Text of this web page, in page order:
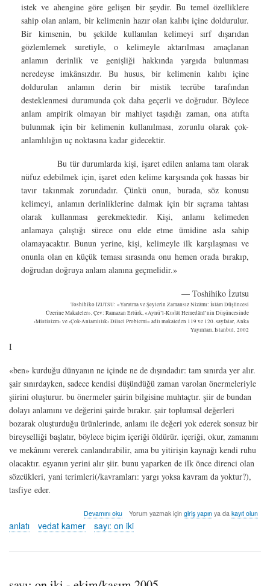
istek ve ahengine göre gelişen bir şeydir. Bu temel özelliklere
sahip olan anlam, bir kelimenin hazır olan kalıbı içine doldurulur.
Bir kimsenin, bu şekilde kullanılan kelimeyi sırf dışarıdan
gözlemlemek suretiyle, o kelimeyle aktarılması amaçlanan
anlamın derinlik ve genişliği hakkında yargıda bulunması
neredeyse imkânsızdır. Bu husus, bir kelimenin kalıbı içine
doldurulan anlamın derin bir mistik tecrübe tarafından
desteklenmesi durumunda çok daha geçerli ve doğrudur. Böylece
anlam ampirik olmayan bir mahiyet taşıdığı zaman, ona atıfta
bulunmak için bir kelimenin kullanılması, zorunlu olarak çok-
anlamlılığın uç noktasına kadar gidecektir.
Bu tür durumlarda kişi, işaret edilen anlama tam olarak
nüfuz edebilmek için, işaret eden kelime karşısında çok hassas bir
tavır takınmak zorundadır. Çünkü onun, burada, söz konusu
kelimeyi, anlamın derinliklerine dalmak için bir sıçrama tahtası
olarak kullanması gerekmektedir. Kişi, anlamı kelimeden
anlamaya çalıştığı sürece onu elde etme ümidine asla sahip
olamayacaktır. Bunun yerine, kişi, kelimeyle ilk karşılaşması ve
onunla olan en küçük teması sırasında onu hemen orada bırakıp,
doğrudan doğruya anlam alanına geçmelidir.»
— Toshihiko İzutsu
ToshihikoİZUTSU: «Yaratma ve Şeylerin Zamansız Nizâmı: İslâm Düşüncesi
Üzerine Makaleler», Çev: Ramazan Ertürk, «Aynü’l-Kudât Hemedânî’nin Düşüncesinde
‹Mistisizm› ve ‹Çok-Anlamlılık› Dilsel Problemi» adlı makaleden 119 ve 120. sayfalar, Anka
Yayınları, İstanbul, 2002
I
«ben» kurduğu dünyanın ne içinde ne de dışındadır: tam sınırda yer alır.
şair sınırdayken, sadece kendisi düşündüğü zaman varolan önermeleriyle
şiirini oluşturur. bu önermeler şairin bilgisine muhtaçtır. şiir de bundan
dolayı anlamını ve değerini şairde bırakır. şair toplumsal değerleri
bozarak oluşturduğu ürünlerinde, anlamı ile değeri yok ederek sonsuz bir
bireyselliği başlatır, böylece biçim içeriği öldürür. içeriği, okur, zamanını
ve mekânını vererek canlandırabilir, ama bu yitirişin kaynağı kendi ruhu
olacaktır. eşyanın yerini alır şiir. bunu yaparken de ilk önce direnci olan
sözcükleri, yani terimleri(/kavramları: yargı yoksa kavram da yoktur?),
tasfiye eder.
pusula
vedat
hakkında
Devamını oku Yorum yazmak için giriş yapınya da kayıt olun
anlatı vedat kamer sayı: on iki